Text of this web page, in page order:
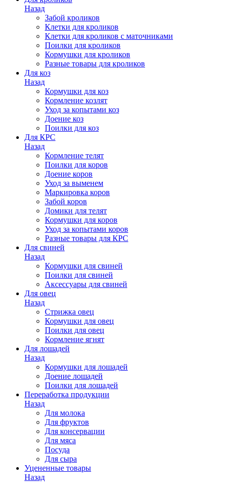
Назад
Забой кроликов
Клетки для кроликов
Клетки для кроликов с маточниками
Поилки для кроликов
Кормушки для кроликов
Разные товары для кроликов
Для коз
Назад
Кормушки для коз
Кормление козлят
Уход за копытами коз
Доение коз
Поилки для коз
Для КРС
Назад
Кормление телят
Поилки для коров
Доение коров
Уход за выменем
Маркировка коров
Забой коров
Домики для телят
Кормушки для коров
Уход за копытами коров
Разные товары для КРС
Для свиней
Назад
Кормушки для свиней
Поилки для свиней
Аксессуары для свиней
Для овец
Назад
Стрижка овец
Кормушки для овец
Поилки для овец
Кормление ягнят
Для лошадей
Назад
Кормушки для лошадей
Доение лошадей
Поилки для лошадей
Переработка продукции
Назад
Для молока
Для фруктов
Для консервации
Для мяса
Посуда
Для сыра
Уцененные товары
Назад